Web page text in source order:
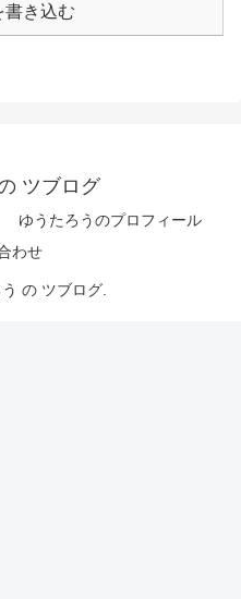
書き込む
ツブログ
ゆうたろうのプロフィール
わせ
の ツブログ.